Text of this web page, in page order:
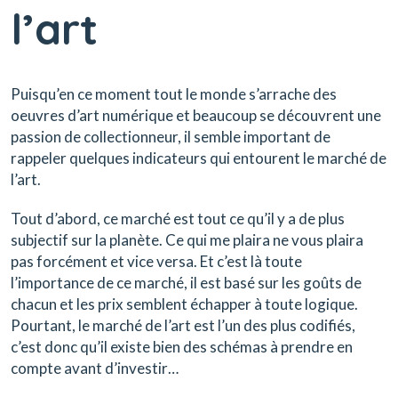
l’art
Puisqu’en ce moment tout le monde s’arrache des
oeuvres d’art numérique et beaucoup se découvrent une
passion de collectionneur, il semble important de
rappeler quelques indicateurs qui entourent le marché de
l’art.
Tout d’abord, ce marché est tout ce qu’il y a de plus
subjectif sur la planète. Ce qui me plaira ne vous plaira
pas forcément et vice versa. Et c’est là toute
l’importance de ce marché, il est basé sur les goûts de
chacun et les prix semblent échapper à toute logique.
Pourtant, le marché de l’art est l’un des plus codifiés,
c’est donc qu’il existe bien des schémas à prendre en
compte avant d’investir…